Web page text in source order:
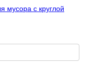
мусора с круглой